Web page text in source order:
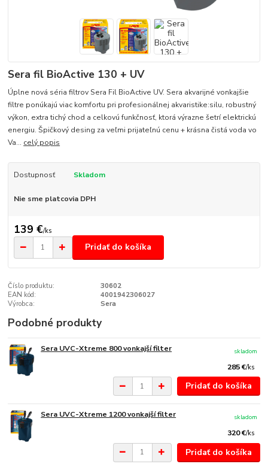
Sera fil BioActive 130 + UV
Úplne nová séria filtrov Sera Fil BioActive UV. Sera akvarijné vonkajšie
filtre ponúkajú viac komfortu pri profesionálnej akvaristike:silu, robustný
výkon, extra tichý chod a celkovú funkčnosť, ktorá výrazne šetrí elektrickú
energiu. Špičkový desing za veľmi prijateľnú cenu + krásna čistá voda vo
Va... celý popis
Dostupnosť Skladom
Nie sme platcovia DPH
139 €/ks
Pridať do košíka
Číslo produktu:
30602
EAN kód:
4001942306027
Výrobca:
Sera
Podobné produkty
Sera UVC-Xtreme 800 vonkajší filter
285 €/ks
skladom
Pridať do košíka
Sera UVC-Xtreme 1200 vonkajší filter
320 €/ks
skladom
Pridať do košíka